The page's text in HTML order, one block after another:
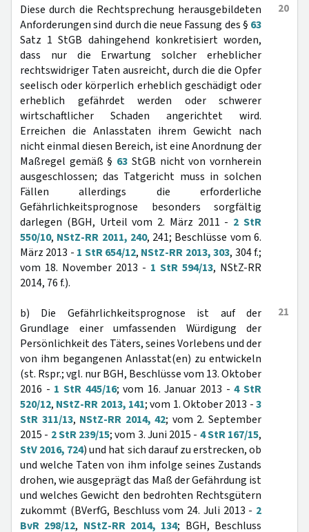
20
Diese durch die Rechtsprechung herausgebildeten
Anforderungen sind durch die neue Fassung des § 63
Satz 1 StGB dahingehend konkretisiert worden,
dass nur die Erwartung solcher erheblicher
rechtswidriger Taten ausreicht, durch die die Opfer
seelisch oder körperlich erheblich geschädigt oder
erheblich gefährdet werden oder schwerer
wirtschaftlicher Schaden angerichtet wird.
Erreichen die Anlasstaten ihrem Gewicht nach
nicht einmal diesen Bereich, ist eine Anordnung der
Maßregel gemäß § 63 StGB nicht von vornherein
ausgeschlossen; das Tatgericht muss in solchen
Fällen allerdings die erforderliche
Gefährlichkeitsprognose besonders sorgfältig
darlegen (BGH, Urteil vom 2. März 2011 - 2 StR
550/10, NStZ-RR 2011, 240, 241; Beschlüsse vom 6.
März 2013 - 1 StR 654/12, NStZ-RR 2013, 303, 304 f.;
vom 18. November 2013 - 1 StR 594/13, NStZ-RR
2014, 76 f.).
21
b) Die Gefährlichkeitsprognose ist auf der
Grundlage einer umfassenden Würdigung der
Persönlichkeit des Täters, seines Vorlebens und der
von ihm begangenen Anlasstat(en) zu entwickeln
(st. Rspr.; vgl. nur BGH, Beschlüsse vom 13. Oktober
2016 - 1 StR 445/16; vom 16. Januar 2013 -4 StR
520/12, NStZ-RR 2013, 141; vom 1. Oktober 2013 -3
StR 311/13, NStZ-RR 2014, 42; vom 2. September
2015 - 2 StR 239/15; vom 3. Juni 2015 - 4 StR 167/15,
StV 2016, 724) und hat sich darauf zu erstrecken, ob
und welche Taten von ihm infolge seines Zustands
drohen, wie ausgeprägt das Maß der Gefährdung ist
und welches Gewicht den bedrohten Rechtsgütern
zukommt (BVerfG, Beschluss vom 24. Juli 2013 - 2
BvR 298/12, NStZ-RR 2014, 134; BGH, Beschluss